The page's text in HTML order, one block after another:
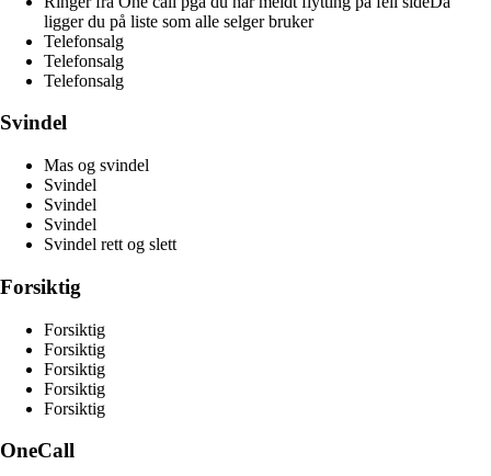
ligger du på liste som alle selger bruker
Telefonsalg
Telefonsalg
Telefonsalg
Svindel
Mas og svindel
Svindel
Svindel
Svindel
Svindel rett og slett
Forsiktig
Forsiktig
Forsiktig
Forsiktig
Forsiktig
Forsiktig
OneCall